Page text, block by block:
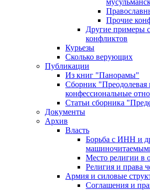
Прочие
Другие примеры
конфликтов
Курьезы
Сколько верующих
Публикации
Из книг "Панорамы"
Сборник "Преодолевая
конфессиональные
Статьи сборника
Документы
Архив
Власть
Борьба с ИНН и
Место религии в
Религия и права
Армия и силовые
Соглашения и